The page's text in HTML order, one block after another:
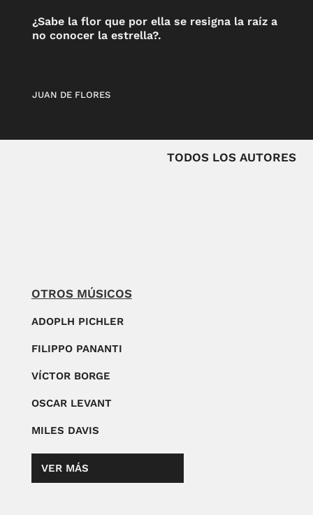
¿Sabe la flor que por ella se resigna la raíz a
no conocer la estrella?.
JUAN DE FLORES
TODOS LOS AUTORES
OTROS MÚSICOS
ADOPLH PICHLER
FILIPPO PANANTI
VÍCTOR BORGE
OSCAR LEVANT
MILES DAVIS
VER MÁS